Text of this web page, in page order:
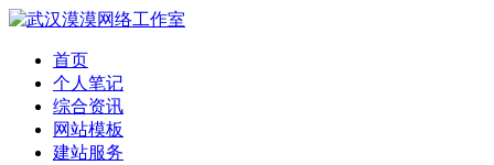
首页
个人笔记
综合资讯
网站模板
建站服务